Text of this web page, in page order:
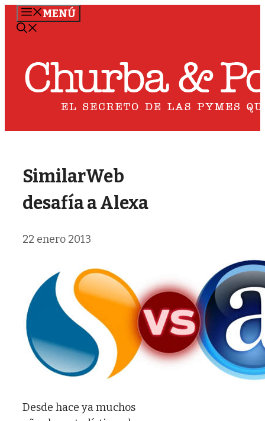
Saltar
MENÚ
SimilarWeb
desafía a Alexa
22 enero 2013
Desde hace ya muchos